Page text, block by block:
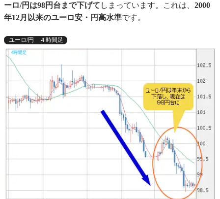
ーロ/円は98円台まで下げて しまっています。これは、 2000
年12月以来のユーロ安・円高水準です。
ユーロ/円 ４時間足